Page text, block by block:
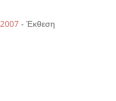
2007- Έκθεση